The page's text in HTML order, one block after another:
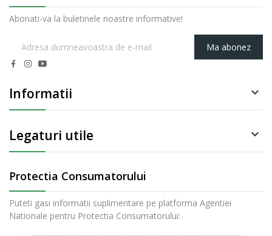
Abonati-va la buletinele noastre informative!
Ma abonez
Informatii 
Legaturi utile 
Protectia Consumatorului
Puteti gasi informatii suplimentare pe platforma Agentiei
Nationale pentru Protectia Consumatorului: